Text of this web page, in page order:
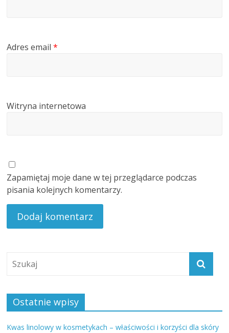
Adres email*
Witryna internetowa
Zapamiętaj moje dane w tej przeglądarce podczas
pisania kolejnych komentarzy.
Ostatnie wpisy
Kwas linolowy w kosmetykach – właściwości i korzyści dla skóry